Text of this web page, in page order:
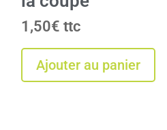
1,50€
Ajouter au panier